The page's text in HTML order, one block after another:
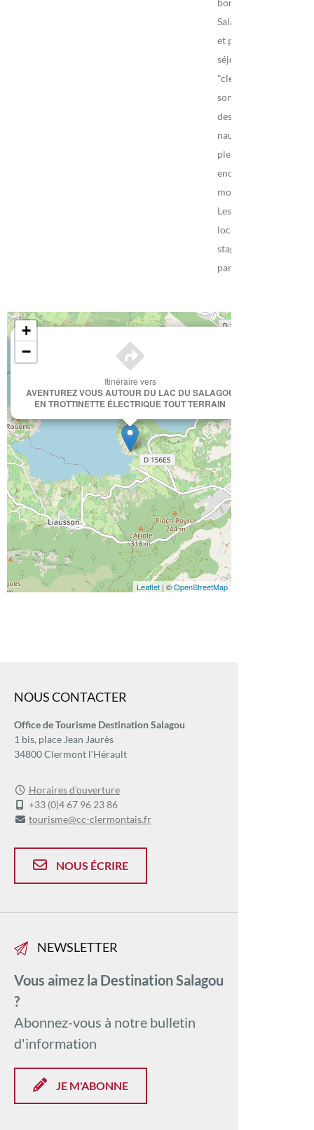
bord du Lac du
Salagou, site naturel
et protégé. Des
séjours sur mesure
"clef en main" vous
sont proposés, avec
des activités
nautiques et de
pleine nature,
encadrées par des
moniteurs diplômés.
Les services plus :
location de matériel,
stages, cours
particuliers…
Itinéraire vers
AVENTUREZ VOUS AUTOUR DU LAC DU SALAGOU
EN TROTTINETTE ÉLECTRIQUE TOUT TERRAIN
+
−
Leaflet | ©OpenStreetMap
NOUS CONTACTER
Office de Tourisme Destination Salagou
1 bis, place Jean Jaurès
34800 Clermont l'Hérault
Horaires d'ouverture
+33 (0)4 67 96 23 86
tourisme@cc-clermontais.fr
NOUS ÉCRIRE
NEWSLETTER
Vous aimez la Destination Salagou
?
Abonnez-vous à notre bulletin
d'information
JE M'ABONNE